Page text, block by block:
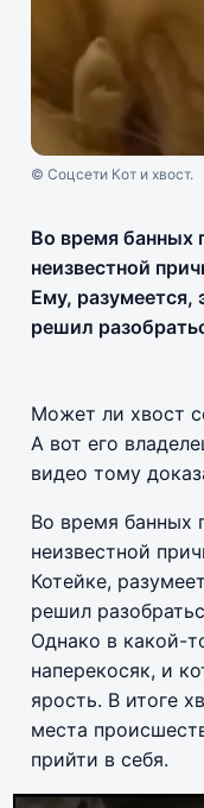
© Соцсети Кот и хвост.
Во время банных
неизвестной
Ему, разумеется,
решил
Может ли хвост
А вот его
видео тому
Во время банных
неизвестной
Котейке,
решил
Однако в какой-
наперекосяк, и
ярость. В итоге
места
прийти в себя.